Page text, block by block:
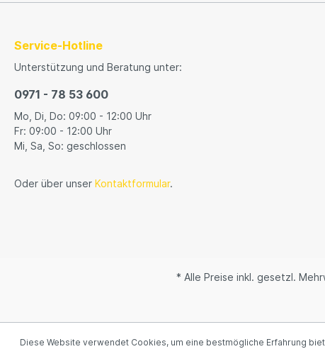
Service-Hotline
Unterstützung und Beratung unter:
0971 - 78 53 600
Mo, Di, Do: 09:00 - 12:00 Uhr
Fr: 09:00 - 12:00 Uhr
Mi, Sa, So: geschlossen
Oder über unser Kontaktformular.
* Alle Preise inkl. gesetzl.
Diese Website verwendet Cookies, um eine bestmögliche Erfahrung